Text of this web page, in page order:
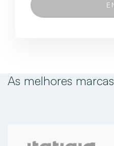
As melhores marcas